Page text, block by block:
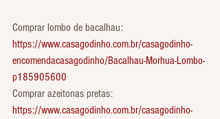
Comprar lombo de bacalhau:
https://www.casagodinho.com.br/casagodinho-
encomendacasagodinho/Bacalhau-Morhua-Lombo-
p185905600
Comprar azeitonas pretas:
https://www.casagodinho.com.br/casagodinho-